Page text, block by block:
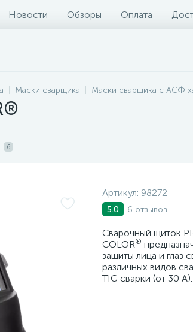
Новости Обзоры Оплата
Маски сварщика Маски сварщика с АСФ
6
Артикул: 98272
5.0 6 отзывов
Сварочный щиток
COLOR®
защиты лица и глаз
различных видов
TIG сварки (от 30 А).